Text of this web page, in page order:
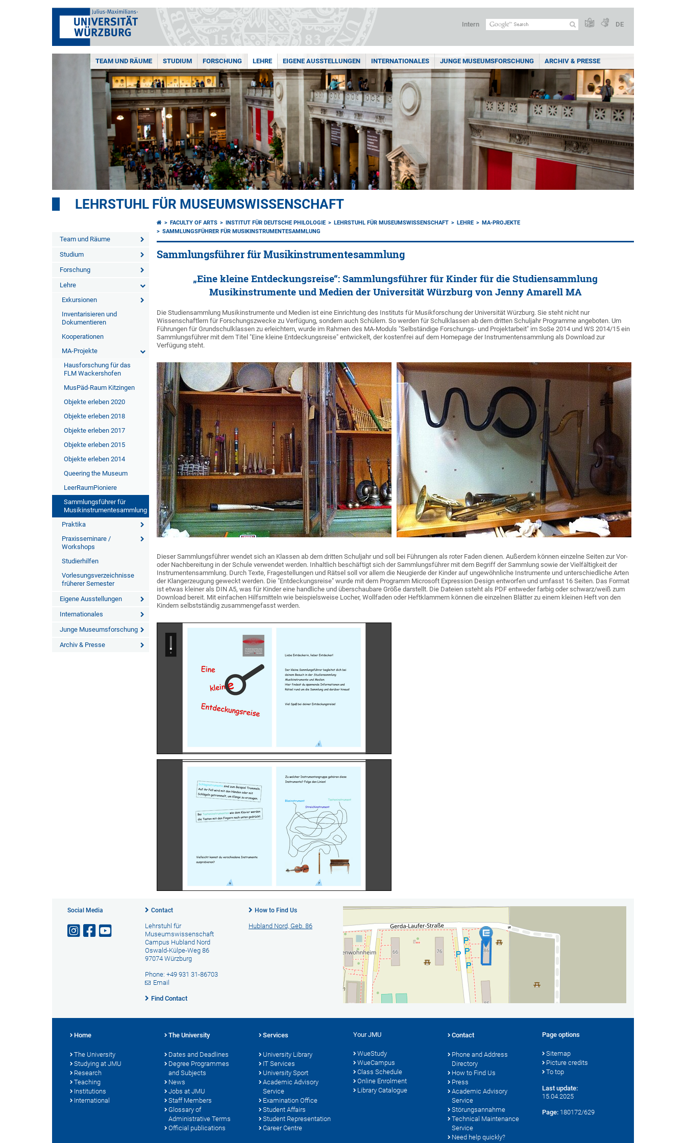
Intern DE
TEAM UND RÄUME STUDIUM FORSCHUNG LEHRE EIGENE AUSSTELLUNGEN INTERNATIONALES JUNGE MUSEUMSFORSCHUNG ARCHIV & PRESSE
LEHRSTUHL FÜR MUSEUMSWISSENSCHAFT
Team und Räume
Studium
Forschung
Lehre
Exkursionen
Inventarisieren und
Dokumentieren
Kooperationen
MA-Projekte
Hausforschung für das
FLM Wackershofen
MusPäd-Raum Kitzingen
Objekte erleben 2020
Objekte erleben 2018
Objekte erleben 2017
Objekte erleben 2015
Objekte erleben 2014
Queering the Museum
LeerRaumPioniere
Sammlungsführer für
Musikinstrumentesammlung
Praktika
Praxisseminare /
Workshops
Studierhilfen
Vorlesungsverzeichnisse
früherer Semester
Eigene Ausstellungen
Internationales
Junge Museumsforschung
Archiv & Presse
FACULTY OF ARTS INSTITUT FÜR DEUTSCHE PHILOLOGIE LEHRSTUHL FÜR MUSEUMSWISSENSCHAFT LEHRE
MA-PROJEKTE
SAMMLUNGSFÜHRER FÜR MUSIKINSTRUMENTESAMMLUNG
Sammlungsführer für Musikinstrumentesammlung
„Eine kleine Entdeckungsreise“: Sammlungsführer für Kinder für die Studiensammlung
Musikinstrumente und Medien der Universität Würzburg von Jenny Amarell MA
Die Studiensammlung Musikinstrumente und Medien ist eine Einrichtung des Instituts für Musikforschung der Universität Würzburg. Sie steht nicht nur
Wissenschaftlern für Forschungszwecke zu Verfügung, sondern auch Schülern. So werden für Schulklassen ab dem dritten Schuljahr Programme angeboten. Um
Führungen für Grundschulklassen zu erleichtern, wurde im Rahmen des MA-Moduls "Selbständige Forschungs- und Projektarbeit" im SoSe 2014 und WS 2014/15 ein
Sammlungsführer mit dem Titel "Eine kleine Entdeckungsreise" entwickelt, der kostenfrei auf dem Homepage der Instrumentensammlung als Download zur
Verfügung steht.
Dieser Sammlungsführer wendet sich an Klassen ab dem dritten Schuljahr und soll bei Führungen als roter Faden dienen. Außerdem können einzelne Seiten zur Vor-
oder Nachbereitung in der Schule verwendet werden. Inhaltlich beschäftigt sich der Sammlungsführer mit dem Begriff der Sammlung sowie der Vielfältigkeit der
Instrumentensammlung. Durch Texte, Fragestellungen und Rätsel soll vor allem die Neugierde der Kinder auf ungewöhnliche Instrumente und unterschiedliche Arten
der Klangerzeugung geweckt werden. Die "Entdeckungsreise" wurde mit dem Programm Microsoft Expression Design entworfen und umfasst 16 Seiten. Das Format
ist etwas kleiner als DIN A5, was für Kinder eine handliche und überschaubare Größe darstellt. Die Dateien ssteht als PDF entweder farbig oder schwarz/weiß zum
Download bereit. Mit einfachen Hilfsmitteln wie beispielsweise Locher, Wollfaden oder Heftklammern können die einzelnen Blätter zu einem kleinen Heft von den
Kindern selbstständig zusammengefasst werden.
Social Media Contact
Lehrstuhl für
Museumswissenschaft
Campus Hubland Nord
Oswald-Külpe-Weg 86
97074 Würzburg
Phone: +49 931 31-86703
Email
Find Contact
How to Find Us
Hubland Nord, Geb. 86
Home
The University
Studying at JMU
Research
Teaching
Institutions
International
The University
Dates and Deadlines
Degree Programmes
and Subjects
News
Jobs at JMU
Staff Members
Glossary of
Administrative Terms
Official publications
Services
University Library
IT Services
University Sport
Academic Advisory
Service
Examination Office
Student Affairs
Student Representation
Career Centre
Your JMU
WueStudy
WueCampus
Class Schedule
Online Enrolment
Library Catalogue
Contact
Phone and Address
Directory
How to Find Us
Press
Academic Advisory
Service
Störungsannahme
Technical Maintenance
Service
Need help quickly?
Page options
Sitemap
Picture credits
To top
Last update:
15.04.2025
Page: 180172/629